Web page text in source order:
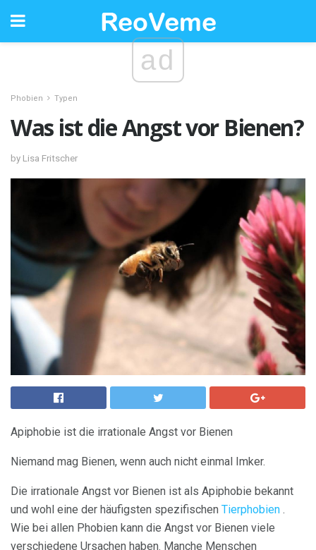
ad
Phobien Typen
Was ist die Angst vor Bienen?
by Lisa Fritscher
Apiphobie ist die irrationale Angst vor Bienen
Niemand mag Bienen, wenn auch nicht einmal Imker.
Die irrationale Angst vor Bienen ist als Apiphobie bekannt
und wohl eine der häufigsten spezifischen Tierphobien .
Wie bei allen Phobien kann die Angst vor Bienen viele
verschiedene Ursachen haben. Manche Menschen